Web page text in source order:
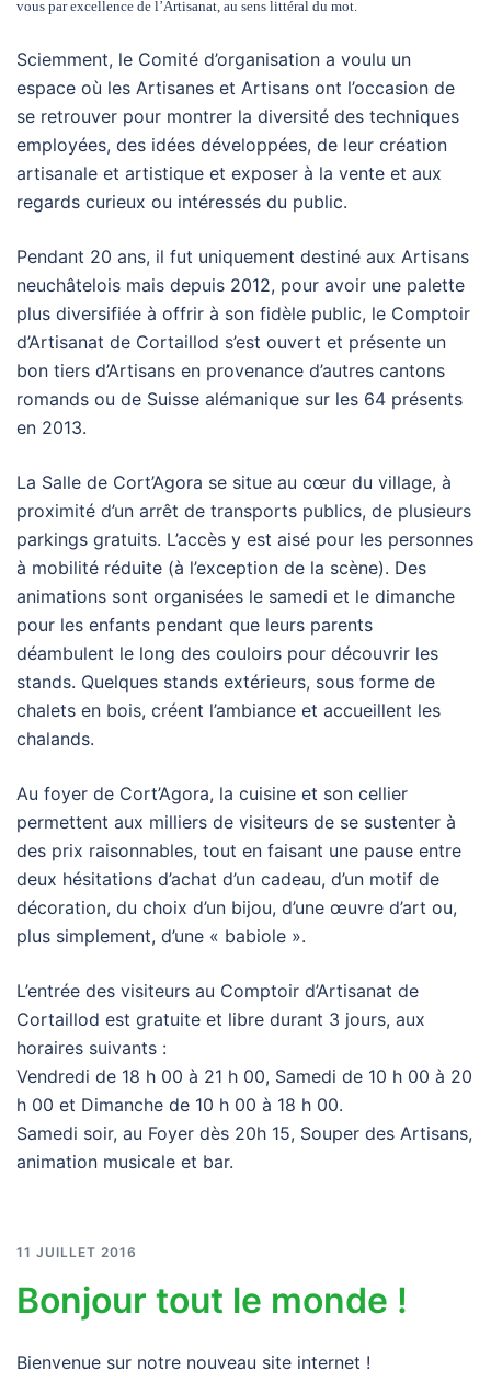
vous par excellence de l’Artisanat, au sens littéral du mot.
Sciemment, le Comité d’organisation a voulu un
espace où les Artisanes et Artisans ont l’occasion de
se retrouver pour montrer la diversité des techniques
employées, des idées développées, de leur création
artisanale et artistique et exposer à la vente et aux
regards curieux ou intéressés du public.
Pendant 20 ans, il fut uniquement destiné aux Artisans
neuchâtelois mais depuis 2012, pour avoir une palette
plus diversifiée à offrir à son fidèle public, le Comptoir
d’Artisanat de Cortaillod s’est ouvert et présente un
bon tiers d’Artisans en provenance d’autres cantons
romands ou de Suisse alémanique sur les 64 présents
en 2013.
La Salle de Cort’Agora se situe au cœur du village, à
proximité d’un arrêt de transports publics, de plusieurs
parkings gratuits. L’accès y est aisé pour les personnes
à mobilité réduite (à l’exception de la scène). Des
animations sont organisées le samedi et le dimanche
pour les enfants pendant que leurs parents
déambulent le long des couloirs pour découvrir les
stands. Quelques stands extérieurs, sous forme de
chalets en bois, créent l’ambiance et accueillent les
chalands.
Au foyer de Cort’Agora, la cuisine et son cellier
permettent aux milliers de visiteurs de se sustenter à
des prix raisonnables, tout en faisant une pause entre
deux hésitations d’achat d’un cadeau, d’un motif de
décoration, du choix d’un bijou, d’une œuvre d’art ou,
plus simplement, d’une « babiole ».
L’entrée des visiteurs au Comptoir d’Artisanat de
Cortaillod est gratuite et libre durant 3 jours, aux
horaires suivants :
Vendredi de 18 h 00 à 21 h 00, Samedi de 10 h 00 à 20
h 00 et Dimanche de 10 h 00 à 18 h 00.
Samedi soir, au Foyer dès 20h 15, Souper des Artisans,
animation musicale et bar.
11 JUILLET 2016
Bonjour tout le monde !
Bienvenue sur notre nouveau site internet !